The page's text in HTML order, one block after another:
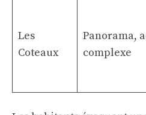
Les
Coteaux
Panorama,
complexe